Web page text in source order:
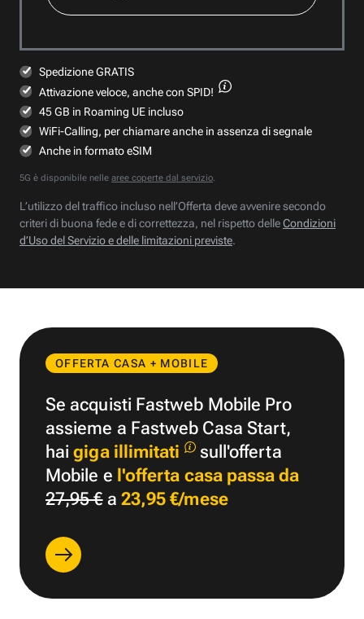
Spedizione GRATIS
Attivazione veloce, anche con SPID!
45 GB in Roaming UE incluso
WiFi-Calling, per chiamare anche in assenza di segnale
Anche in formato eSIM
5G è disponibile nelle aree coperte dal servizio.
L’utilizzo del traffico incluso nell’Offerta deve avvenire secondo
criteri di buona fede e di correttezza, nel rispetto delleCondizioni
d’Uso del Servizio e delle limitazioni previste.
OFFERTA CASA + MOBILE
Se acquisti Fastweb Mobile Pro
assieme a Fastweb Casa Start,
haigiga illimitati
sull'offerta
Mobile e l'offerta casa passa da
27,95 €a 23,95 €/mese